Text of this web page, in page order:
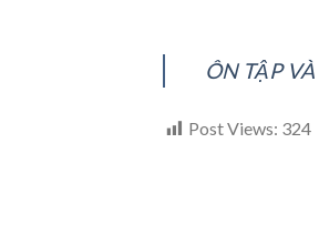
ÔN TẬP
Post Views: 324